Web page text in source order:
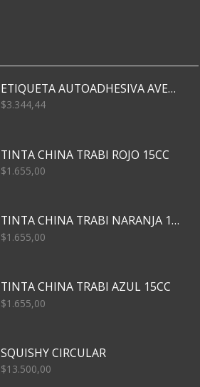
ETIQUETA AUTOADHESIVA AVERY 3026 30H 20 X 70
$3.344,44
TINTA CHINA TRABI ROJO 15CC
$1.655,00
TINTA CHINA TRABI NARANJA 15CC
$1.655,00
TINTA CHINA TRABI AZUL 15CC
$1.655,00
SQUISHY CIRCULAR
$13.500,00